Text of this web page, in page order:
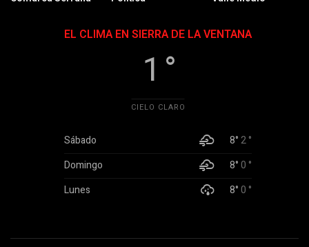
EL CLIMA EN SIERRA DE LA VENTANA
1 °
CIELO CLARO
Sábado 8°2 °
Domingo
8°0 °
Lunes
8°0 °